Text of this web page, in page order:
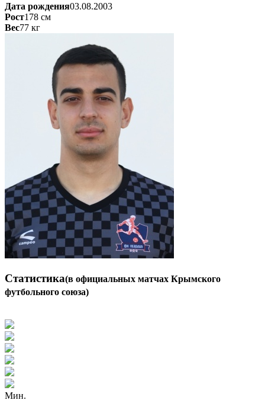
Дата рождения03.08.2003
Рост178 см
Вес77 кг
Статистика(в официальных матчах Крымского
футбольного союза)
Мин.